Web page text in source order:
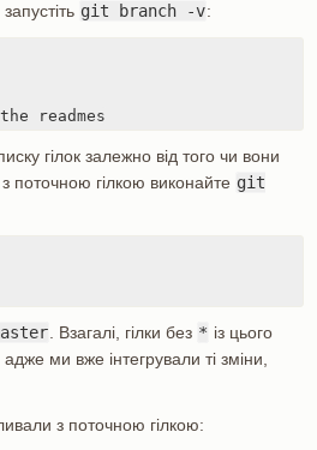
git branch -v:
readmes
гілок залежно від того чи вони
поточною гілкою виконайте git
. Взагалі, гілки без * із цього
ми вже інтегрували ті зміни,
з поточною гілкою: